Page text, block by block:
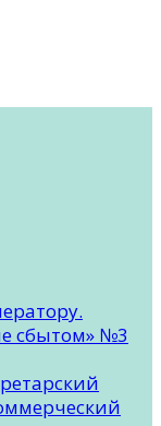
сбытом» №3